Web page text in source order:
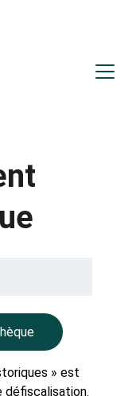
» est
défiscalisation.